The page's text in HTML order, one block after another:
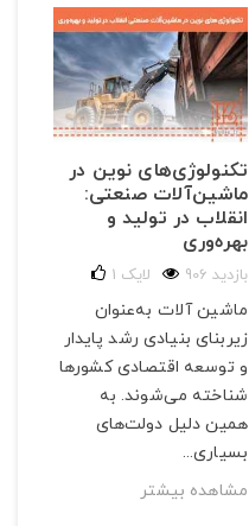
تکنولوژی‌های نوین در
ماشین‌آلات صنعتی:
انقلاب در تولید و
بهره‌وری
906 بازدید 1 لایک
ماشین آلات به‌عنوان
زیربنای بنیادی رشد پایدار
و توسعه اقتصادی کشورها
شناخته می‌شوند. به
همین دلیل دولت‌های
بسیاری...
مشاهده بیشتر